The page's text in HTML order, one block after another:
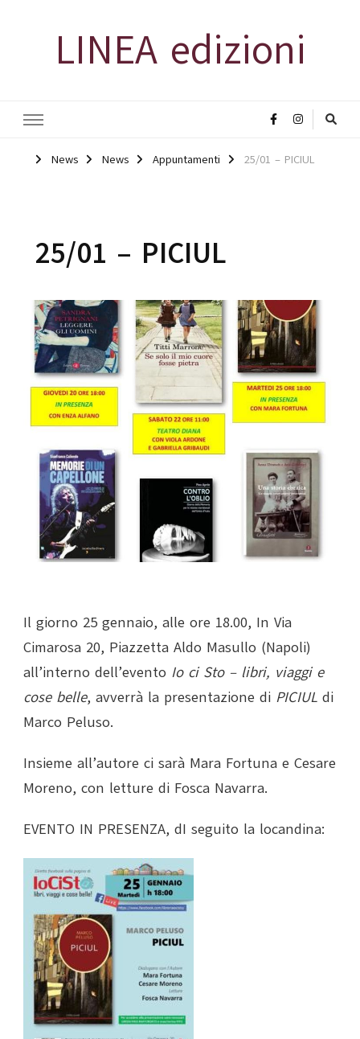
LINEA edizioni
News News Appuntamenti 25/01 – PICIUL
25/01 – PICIUL
Il giorno 25 gennaio, alle ore 18.00, In Via
Cimarosa 20, Piazzetta Aldo Masullo (Napoli)
all’interno dell’evento Io ci Sto – libri, viaggi e
cose belle, avverrà la presentazione di PICIUL di
Marco Peluso.
Insieme all’autore ci sarà Mara Fortuna e Cesare
Moreno, con letture di Fosca Navarra.
EVENTO IN PRESENZA, dI seguito la locandina: